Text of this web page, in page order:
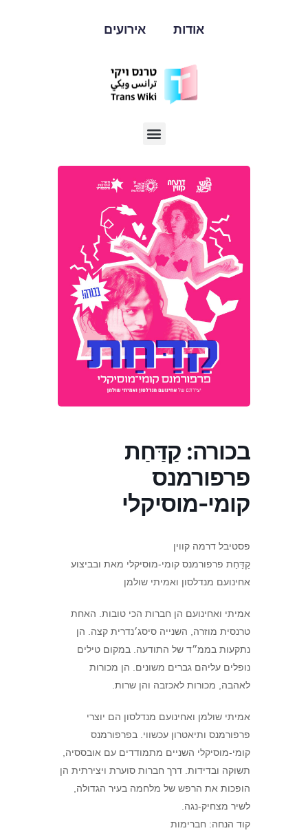
אודות אירועים
בכורה: קַדַּחַת
פרפורמנס
קומי-מוסיקלי
פסטיבל דרמה קווין
קַדַּחַת פרפורמנס קומי-מוסיקלי​ מאת ובביצוע
אחינועם מנדלסון ואמיתי שולמן
אמיתי ואחינועם הן חברות הכי טובות. האחת
טרנסית מוזרה, השנייה סיסג׳נדרית קצה. הן
נתקעות בממ״ד של התודעה. במקום טילים
נופלים עליהם גברים משונים. הן מכורות
לאהבה, מכורות לאכזבה והן שרות.
אמיתי שולמן ואחינועם מנדלסון הם יוצרי
פרפורמנס ותיאטרון עכשווי. בפרפורמנס
קומי-מוסיקלי השניים מתמודדים עם אובססיה,
תשוקה ובדידות. דרך חברות סוערת ויצירתית הן
הופכות את הרפש של מלחמה בעיר הגדולה,
לשיר מצחיק-נגה.
קוד הנחה: חברימות